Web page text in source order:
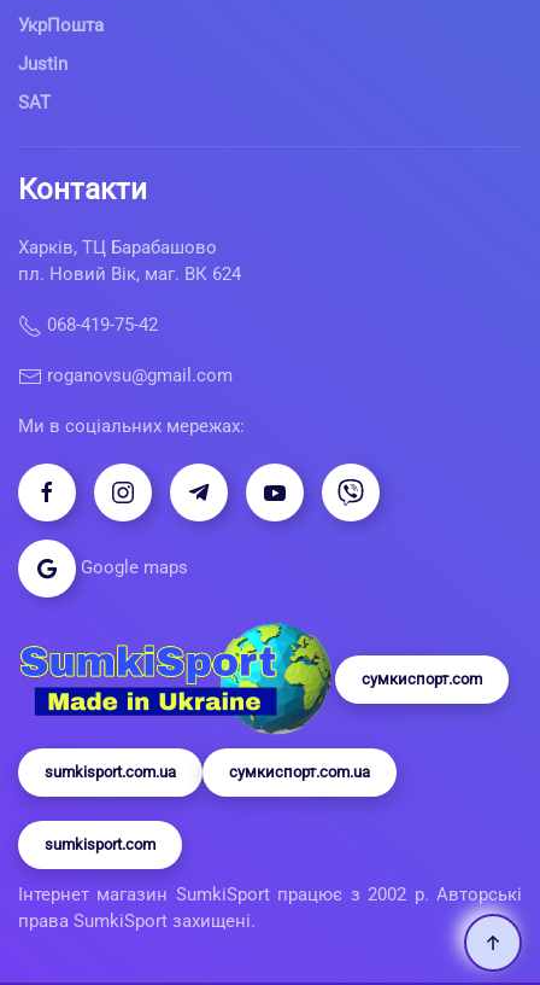
УкрПошта
Justin
SAT
Контакти
Харків, ТЦ Барабашово
пл. Новий Вік, маг. ВК 624
068-419-75-42
roganovsu@gmail.com
Ми в соціальних мережах:
Google maps
сумкиспорт.com
sumkisport.com.ua сумкиспорт.com.ua
sumkisport.com
Інтернет магазин SumkiSport працює з 2002 р. Авторські
права SumkiSport захищені.